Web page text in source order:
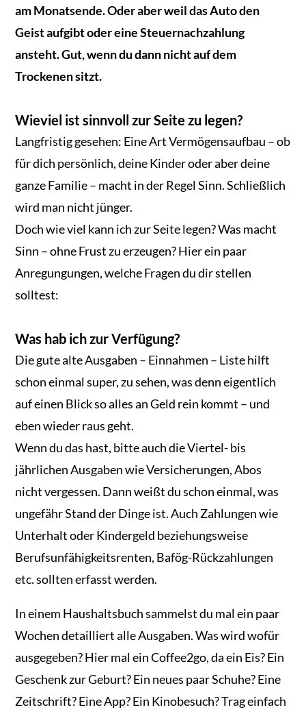
am Monatsende. Oder aber weil das Auto den
Geist aufgibt oder eine Steuernachzahlung
ansteht. Gut, wenn du dann nicht auf dem
Trockenen sitzt.
Wieviel ist sinnvoll zur Seite zu legen?
Langfristig gesehen: Eine Art Vermögensaufbau – ob
für dich persönlich, deine Kinder oder aber deine
ganze Familie – macht in der Regel Sinn. Schließlich
wird man nicht jünger.
Doch wie viel kann ich zur Seite legen? Was macht
Sinn – ohne Frust zu erzeugen? Hier ein paar
Anregungungen, welche Fragen du dir stellen
solltest:
Was hab ich zur Verfügung?
Die gute alte Ausgaben – Einnahmen – Liste hilft
schon einmal super, zu sehen, was denn eigentlich
auf einen Blick so alles an Geld rein kommt – und
eben wieder raus geht.
Wenn du das hast, bitte auch die Viertel- bis
jährlichen Ausgaben wie Versicherungen, Abos
nicht vergessen. Dann weißt du schon einmal, was
ungefähr Stand der Dinge ist. Auch Zahlungen wie
Unterhalt oder Kindergeld beziehungsweise
Berufsunfähigkeitsrenten, Bafög-Rückzahlungen
etc. sollten erfasst werden.
In einem Haushaltsbuch sammelst du mal ein paar
Wochen detailliert alle Ausgaben. Was wird wofür
ausgegeben? Hier mal ein Coffee2go, da ein Eis? Ein
Geschenk zur Geburt? Ein neues paar Schuhe? Eine
Zeitschrift? Eine App? Ein Kinobesuch? Trag einfach